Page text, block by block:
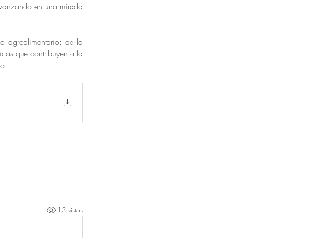
en una mirada
agroalimentario: de la
que contribuyen a la
13 vistas